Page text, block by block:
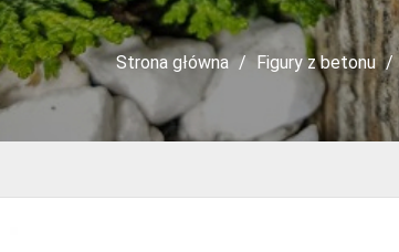
Strona główna Figury z betonu